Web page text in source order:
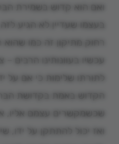
ואם הוא קדוש בשמירת
בעצמו שעדיין לא הגיע
רחוק מתיקון זה כמו שהוא
עכשיו בעוונותינו הרבים –
לתורתו שלימות כי אם על
הקדוש באמת בקדושת
שכשמקשרים עצמם אליו,
ואז יכול להתתקן על ידו,